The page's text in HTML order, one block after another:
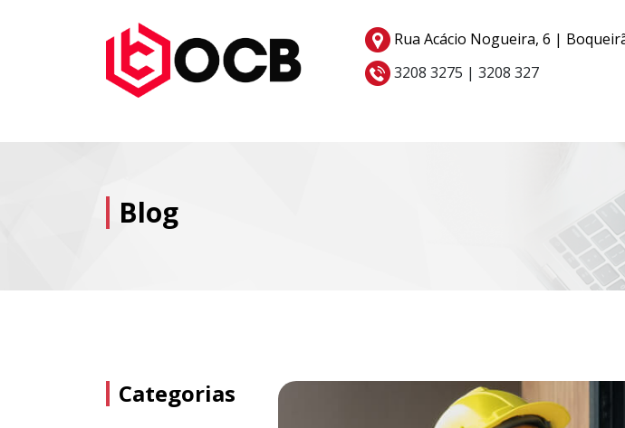
Rua Acácio Nogueira, 6 |
3208 3275 | 3208 327
Blog
Categorias